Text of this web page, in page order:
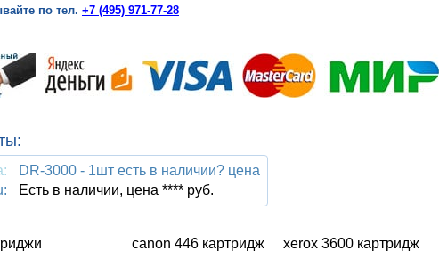
по тел. +7 (495) 971-77-28
DR-3000 - 1шт есть в наличии? цена
Есть в наличии, цена **** руб.
canon 446 картридж xerox 3600 картридж